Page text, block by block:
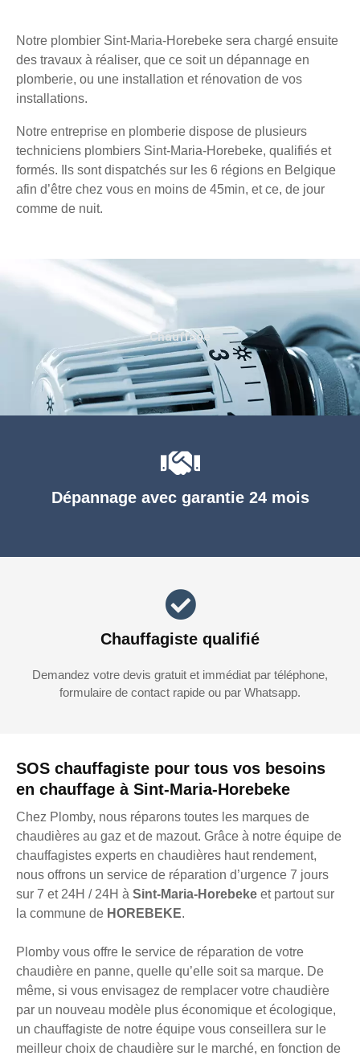
Notre plombier Sint-Maria-Horebeke sera chargé ensuite
des travaux à réaliser, que ce soit un dépannage en
plomberie, ou une installation et rénovation de vos
installations.
Notre entreprise en plomberie dispose de plusieurs
techniciens plombiers Sint-Maria-Horebeke, qualifiés et
formés. Ils sont dispatchés sur les 6 régions en Belgique
afin d’être chez vous en moins de 45min, et ce, de jour
comme de nuit.
SOS chauffagiste pour tous vos besoins
en chauffage à Sint-Maria-Horebeke
Chez Plomby, nous réparons toutes les marques de
chaudières au gaz et de mazout. Grâce à notre équipe de
chauffagistes experts en chaudières haut rendement,
nous offrons un service de réparation d’urgence 7 jours
sur 7 et 24H / 24H à Sint-Maria-Horebeke et partout sur
la commune de HOREBEKE.
Plomby vous offre le service de réparation de votre
chaudière en panne, quelle qu’elle soit sa marque. De
même, si vous envisagez de remplacer votre chaudière
par un nouveau modèle plus économique et écologique,
un chauffagiste de notre équipe vous conseillera sur le
meilleur choix de chaudière sur le marché, en fonction de
Dépannage avec garantie 24 mois
Chauffagiste qualifié
Demandez votre devis gratuit et immédiat par téléphone,
formulaire de contact rapide ou par Whatsapp.
Chauffage